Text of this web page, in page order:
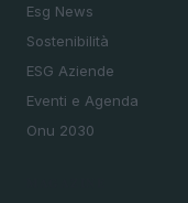
Esg News
Sostenibilità
ESG Aziende
Eventi e Agenda
Onu 2030